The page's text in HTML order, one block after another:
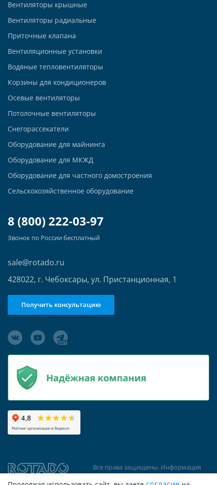
Вентиляторы крышные
Вентиляторы радиальные
Приточные клапана
Вентиляционные установки
Водяные тепловентиляторы
Корзины для кондиционеров
Осевые вентиляторы
Потолочные вентиляторы
Снегорассекатели
Оборудование для майнинга
Оборудование для МКЖД
Оборудование для частного домостроения
Сельскохозяйственное оборудование
8 (800) 222-03-97
Звонок по России бесплатный
sale@rotado.ru
428022, г. Чебоксары, ул. Пристанционная, 1
Получить консультацию
Все права защищены. Информация